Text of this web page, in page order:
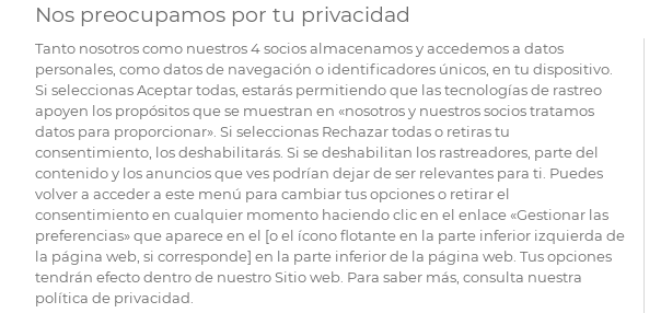
Nos preocupamos por tu privacidad
Tanto nosotros como nuestros4socios almacenamos y accedemos a datos
personales, como datos de navegación o identificadores únicos, en tu dispositivo.
Si seleccionas Aceptar todas, estarás permitiendo que las tecnologías de rastreo
apoyen los propósitos que se muestran en «nosotros y nuestros socios tratamos
datos para proporcionar». Si seleccionas Rechazar todas o retiras tu
consentimiento, los deshabilitarás. Si se deshabilitan los rastreadores, parte del
contenido y los anuncios que ves podrían dejar de ser relevantes para ti. Puedes
volver a acceder a este menú para cambiar tus opciones o retirar el
consentimiento en cualquier momento haciendo clic en el enlace «Gestionar las
preferencias» que aparece en el [o el ícono flotante en la parte inferior izquierda de
la página web, si corresponde] en la parte inferior de la página web. Tus opciones
tendrán efecto dentro de nuestro Sitio web. Para saber más, consulta nuestra
política de privacidad.